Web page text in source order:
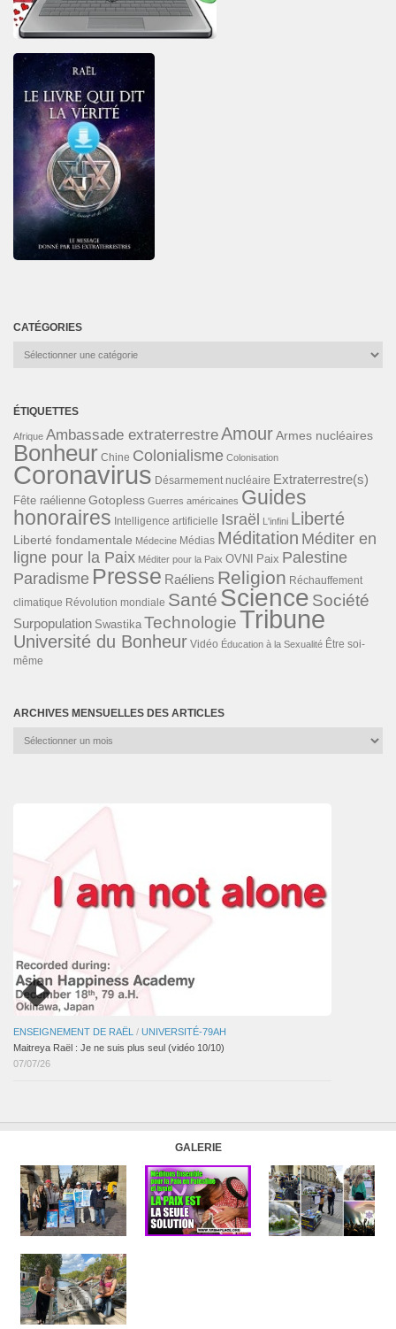
CATÉGORIES
Catégories
ÉTIQUETTES
Afrique Ambassade extraterrestreAmourArmes nucléaires
Bonheur Chine Colonialisme Colonisation
Coronavirus Désarmement nucléaire Extraterrestre(s)
Fête raélienne Gotopless Guerres américaines Guides
honoraires Intelligence artificielle Israël L'infini Liberté
Liberté fondamentale Médecine Médias Méditation Méditer en
ligne pour la Paix Méditer pour la Paix OVNI Paix Palestine
Paradisme Presse Raéliens Religion Réchauffement
climatique Révolution mondiale Santé Science Société
Surpopulation Swastika TechnologieTribune
Université du Bonheur Vidéo Éducation à la Sexualité Être soi-
même
ARCHIVES MENSUELLES DES ARTICLES
Archives
ENSEIGNEMENT DE RAËL / UNIVERSITÉ-79AH
Maitreya Raël : Je ne suis plus seul (vidéo 10/10)
07/07/26
GALERIE